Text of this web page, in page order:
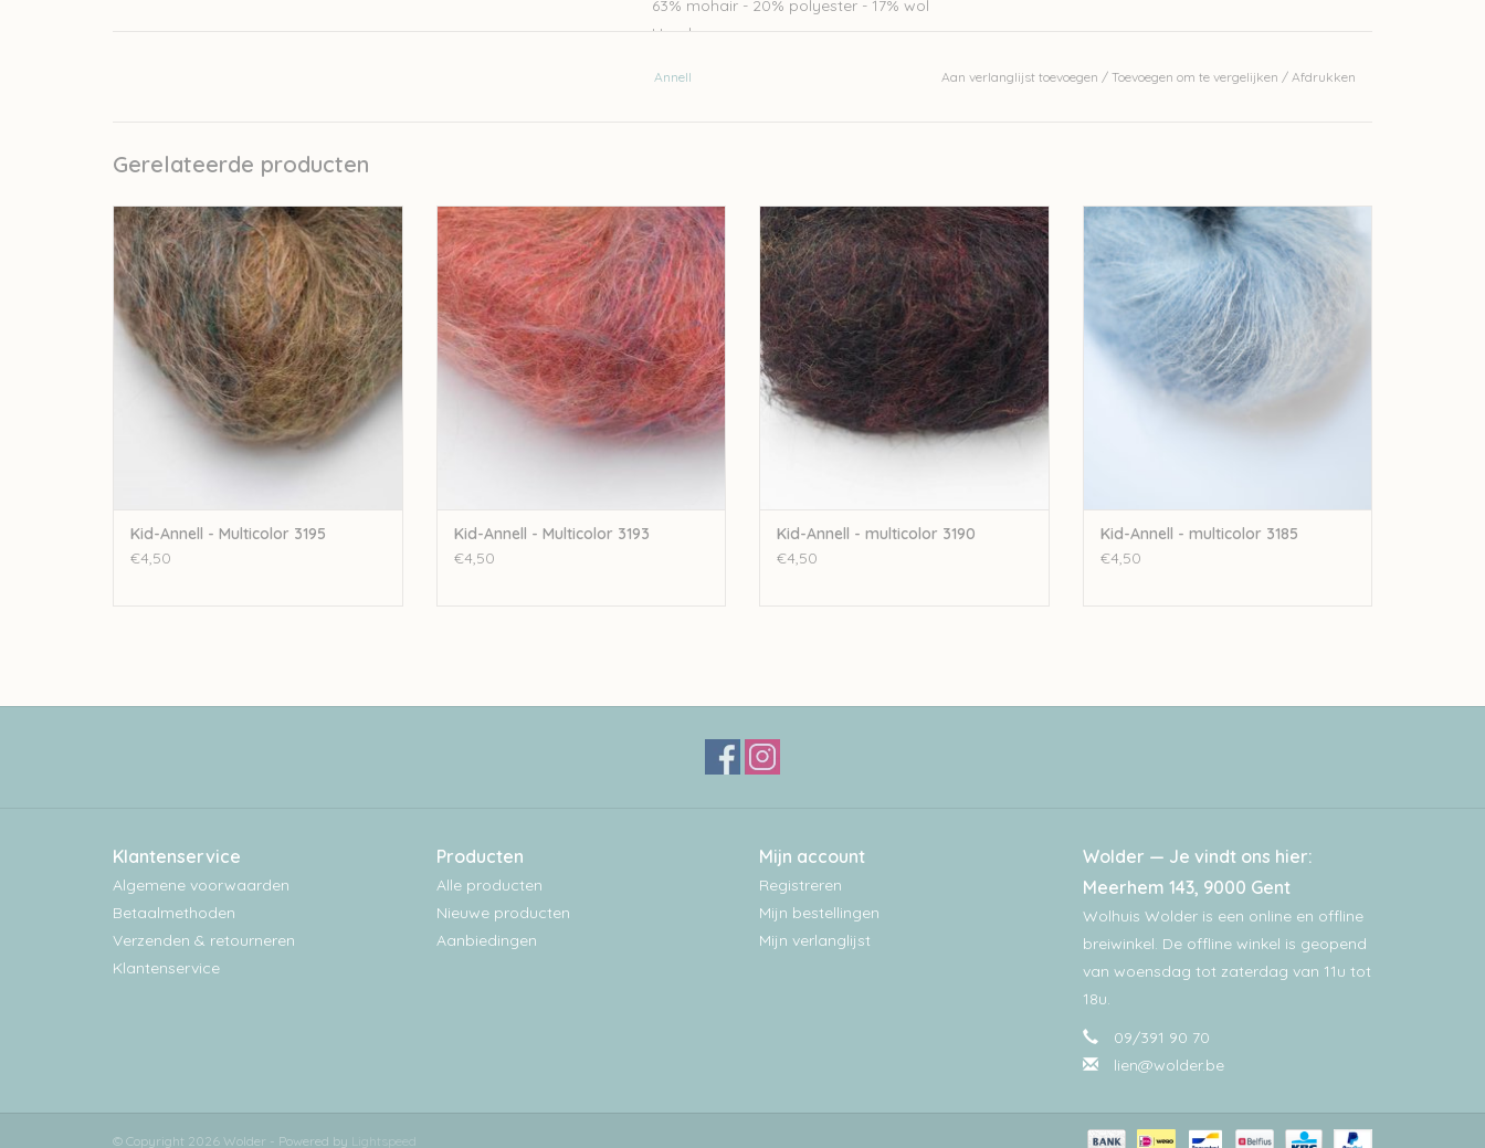
63% mohair - 20% polyester - 17% wol
Handwas
Let op: de kleur op beeld kan afwijken van de werkelijke kleur.
Annell Aan verlanglijst toevoegen / Toevoegen om te vergelijken / Afdrukken
Gerelateerde producten
Annell Kid-Annell - Multicolor 3195
TOEVOEGEN AAN WINKELWAGEN
Kid-Annell - Multicolor 3195
€4,50
Annell Kid-Annell - Multicolor 3193
TOEVOEGEN AAN WINKELWAGEN
Kid-Annell - Multicolor 3193
€4,50
Annell Kid-Annell - multicolor 3190
TOEVOEGEN AAN WINKELWAGEN
Kid-Annell - multicolor 3190
€4,50
Annell Kid-Annell - multicolor 3185
TOEVOEGEN AAN WINKELWAGEN
Kid-Annell - multicolor 3185
€4,50
Klantenservice
Algemene voorwaarden
Betaalmethoden
Verzenden & retourneren
Klantenservice
Producten
Alle producten
Nieuwe producten
Aanbiedingen
Mijn account
Registreren
Mijn bestellingen
Mijn verlanglijst
Wolder — Je vindt ons hier:
Meerhem 143, 9000 Gent
Wolhuis Wolder is een online en offline
breiwinkel. De offline winkel is geopend
van woensdag tot zaterdag van 11u tot
18u.
09/391 90 70
lien@wolder.be
© Copyright 2026 Wolder - Powered by Lightspeed